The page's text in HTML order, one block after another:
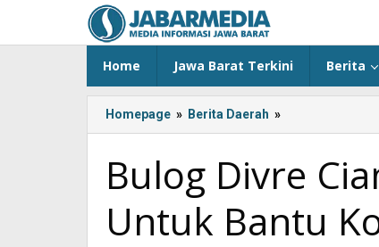
content
Home Jawa Barat Terkini Berita
Homepage » Berita Daerah »
-:IN-
>Bulog
Divre
Ciamis
Siap
Bulog Divre
Untuk Bantu